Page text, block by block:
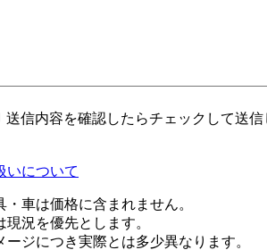
送信内容を確認したらチェックして送信
いについて
車は価格に含まれません。
況を優先とします。
ジにつき実際とは多少異なります。